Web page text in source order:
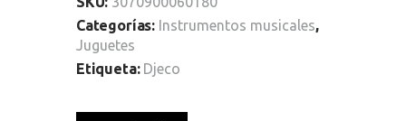
Categorías: Instrumentos musicales,
Juguetes
Etiqueta: Djeco